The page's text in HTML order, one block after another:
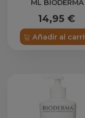
ML BIODERMA
14,95 €
Añadir al